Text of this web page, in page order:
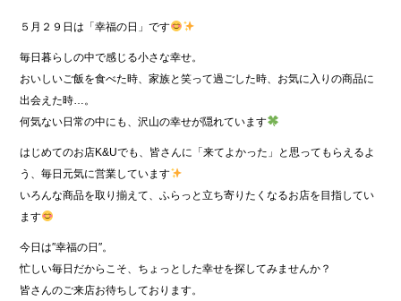
o
k
５月２９日は「幸福の日」です
毎日暮らしの中で感じる小さな幸せ。
おいしいご飯を食べた時、家族と笑って過ごした時、お気に入りの商品に
出会えた時…。
何気ない日常の中にも、沢山の幸せが隠れています
はじめてのお店K&Uでも、皆さんに「来てよかった」と思ってもらえるよ
う、毎日元気に営業しています
いろんな商品を取り揃えて、ふらっと立ち寄りたくなるお店を目指してい
ます
今日は″幸福の日″。
忙しい毎日だからこそ、ちょっとした幸せを探してみませんか？
皆さんのご来店お待ちしております。